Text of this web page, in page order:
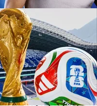
mrazáku v
aby se
pohodlně
kulinářské,
účely. V
používají